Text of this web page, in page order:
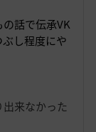
話で伝承VK
し程度にや
来なかった